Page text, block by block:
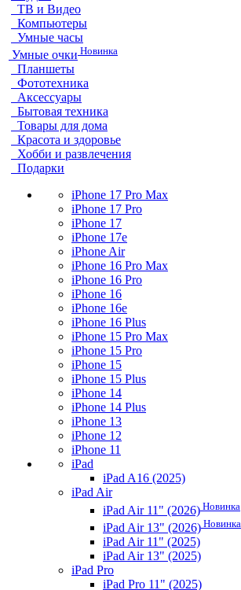
ТВ и Видео
Компьютеры
Умные часы
Умные очки Новинка
Планшеты
Фототехника
Аксессуары
Бытовая техника
Товары для дома
Красота и здоровье
Хобби и развлечения
Подарки
iPhone 17 Pro Max
iPhone 17 Pro
iPhone 17
iPhone 17e
iPhone Air
iPhone 16 Pro Max
iPhone 16 Pro
iPhone 16
iPhone 16e
iPhone 16 Plus
iPhone 15 Pro Max
iPhone 15 Pro
iPhone 15
iPhone 15 Plus
iPhone 14
iPhone 14 Plus
iPhone 13
iPhone 12
iPhone 11
iPad
iPad A16 (2025)
iPad Air
iPad Air 11" (2026) Новинка
iPad Air 13" (2026) Новинка
iPad Air 11" (2025)
iPad Air 13" (2025)
iPad Pro
iPad Pro 11" (2025)